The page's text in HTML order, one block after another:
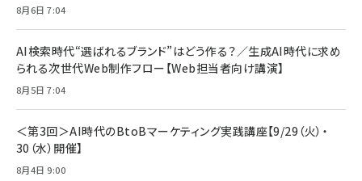
8月6日 7:04
AI検索時代“選ばれるブランド”はどう作る？／生成AI時代に求め
られる次世代Web制作フロー【Web担当者向け講演】
8月5日 7:04
＜第3回＞AI時代のBtoBマーケティング実践講座【9/29（火）・
30（水）開催】
8月4日 9:00